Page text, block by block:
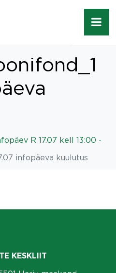
R 17.07 kell 13:00 -
infopäeva kuulutus
KESKLIIT